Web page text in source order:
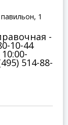
1
-
10-44
514-88-